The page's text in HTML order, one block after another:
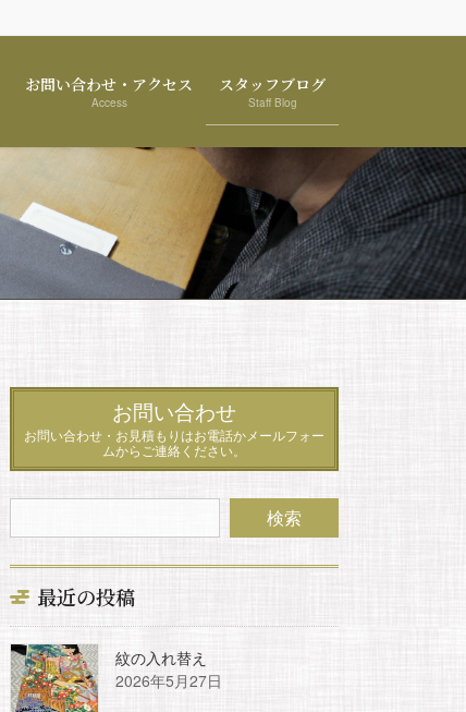
お問い合わせ・アクセス
Access
スタッフブログ
Staff Blog
お問い合わせ
お問い合わせ・お見積もりはお電話かメールフォー
ムからご連絡ください。
最近の投稿
紋の入れ替え
2026年5月27日